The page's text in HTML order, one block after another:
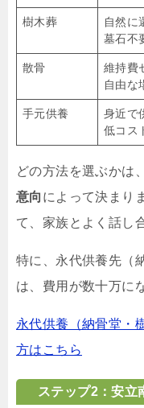
樹木葬
自然に
墓石不
散骨
維持費
自由な
手元供養
身近で
低コス
どの方法を選ぶかは、
意向 によって決まり
て、家族とよく話し
特に、永代供養先（
は、費用が数十万に
永代供養（納骨堂・
方はこちら
ステップ2：安立